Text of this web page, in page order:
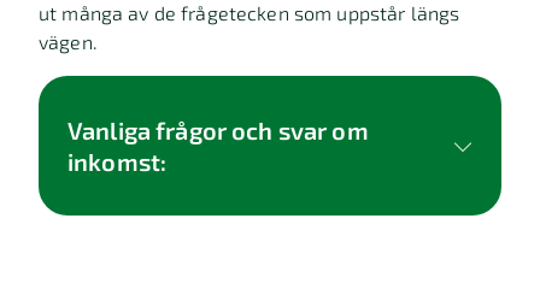
ut många av de frågetecken som uppstår längs
vägen.
Vanliga frågor och svar om
inkomst: